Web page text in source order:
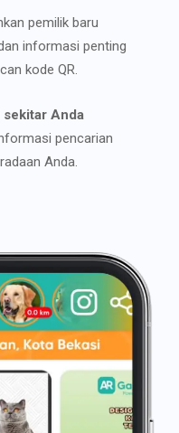
pemilik baru
informasi penting
kode QR.
sekitar Anda
pencarian
Anda.